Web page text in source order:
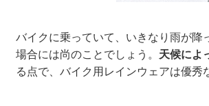
バイクに乗っていて、いきなり雨が
場合には尚のことでしょう。 天候によ
る点で、バイク用レインウェアは優秀